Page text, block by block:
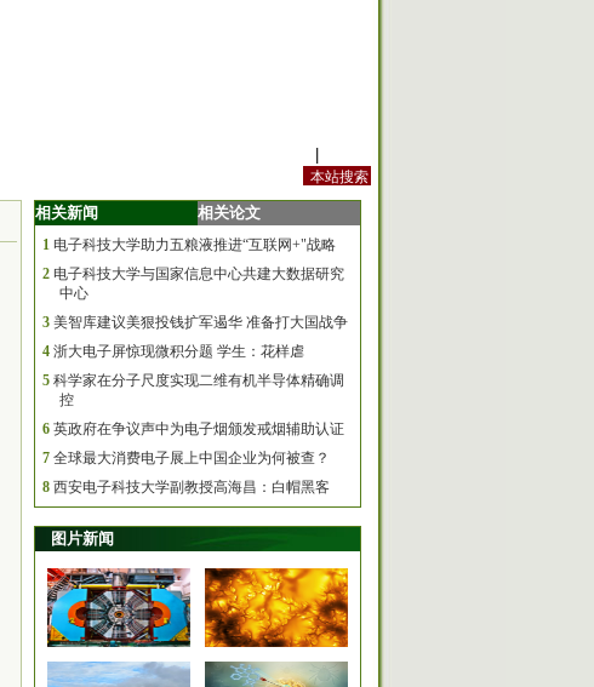
相关新闻 相关论文
1 电子科技大学助力五粮液推进“互联网+"战略
2 电子科技大学与国家信息中心共建大数据研究
中心
3 美智库建议美狠投钱扩军遏华 准备打大国战争
4 浙大电子屏惊现微积分题 学生：花样虐
5 科学家在分子尺度实现二维有机半导体精确调
控
6 英政府在争议声中为电子烟颁发戒烟辅助认证
7 全球最大消费电子展上中国企业为何被查？
8 西安电子科技大学副教授高海昌：白帽黑客
图片新闻